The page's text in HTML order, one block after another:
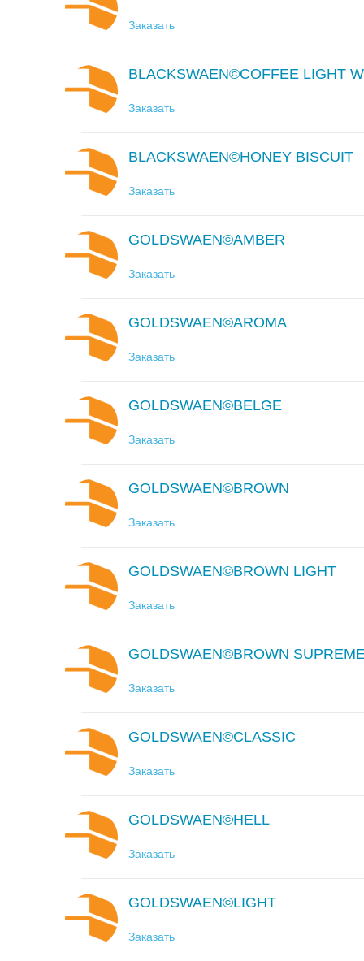
Заказать
BLACKSWAEN©COFFEE LIGHT W
Заказать
BLACKSWAEN©HONEY BISCUIT
Заказать
GOLDSWAEN©AMBER
Заказать
GOLDSWAEN©AROMA
Заказать
GOLDSWAEN©BELGE
Заказать
GOLDSWAEN©BROWN
Заказать
GOLDSWAEN©BROWN LIGHT
Заказать
GOLDSWAEN©BROWN
Заказать
GOLDSWAEN©CLASSIC
Заказать
GOLDSWAEN©HELL
Заказать
GOLDSWAEN©LIGHT
Заказать